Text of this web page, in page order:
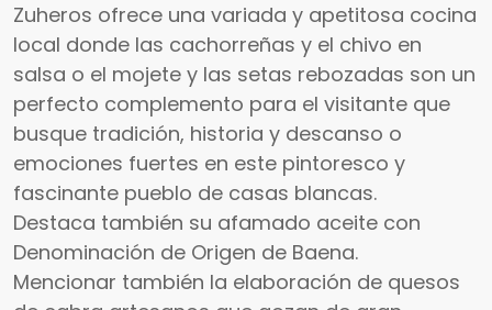
Zuheros ofrece una variada y apetitosa cocina
local donde las cachorreñas y el chivo en
salsa o el mojete y las setas rebozadas son un
perfecto complemento para el visitante que
busque tradición, historia y descanso o
emociones fuertes en este pintoresco y
fascinante pueblo de casas blancas.
Destaca también su afamado aceite con
Denominación de Origen de Baena.
Mencionar también la elaboración de quesos